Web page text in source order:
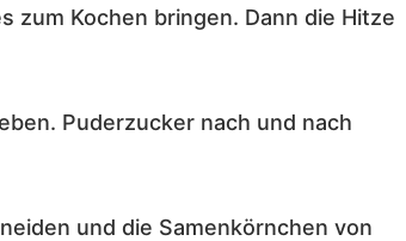
zum Kochen bringen. Dann die Hitze
Puderzucker nach und nach
und die Samenkörnchen von